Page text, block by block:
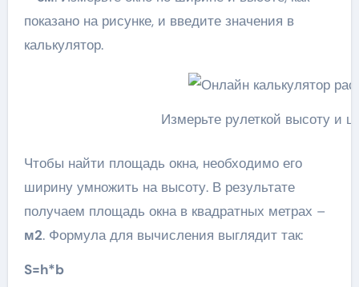
показано на рисунке, и введите значения в
калькулятор.
Измерьте рулеткой высоту и
Чтобы найти площадь окна, необходимо его
ширину умножить на высоту. В результате
получаем площадь окна в квадратных метрах –
м2. Формула для вычисления выглядит так:
S=h*b